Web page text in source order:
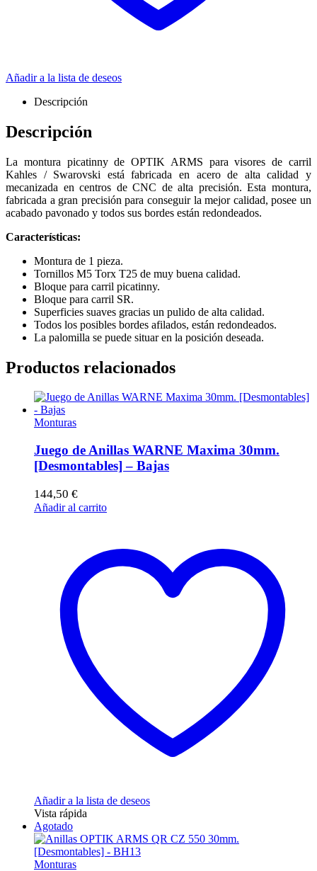
Añadir a la lista de deseos
Descripción
Descripción
La montura picatinny de OPTIK ARMS para visores de carril
Kahles / Swarovski está fabricada en acero de alta calidad y
mecanizada en centros de CNC de alta precisión. Esta montura,
fabricada a gran precisión para conseguir la mejor calidad, posee un
acabado pavonado y todos sus bordes están redondeados.
Características:
Montura de 1 pieza.
Tornillos M5 Torx T25 de muy buena calidad.
Bloque para carril picatinny.
Bloque para carril SR.
Superficies suaves gracias un pulido de alta calidad.
Todos los posibles bordes afilados, están redondeados.
La palomilla se puede situar en la posición deseada.
Productos relacionados
Monturas
Juego de Anillas WARNE Maxima 30mm.
[Desmontables] – Bajas
144,50 €
Añadir al carrito
Añadir a la lista de deseos
Vista rápida
Agotado
Monturas